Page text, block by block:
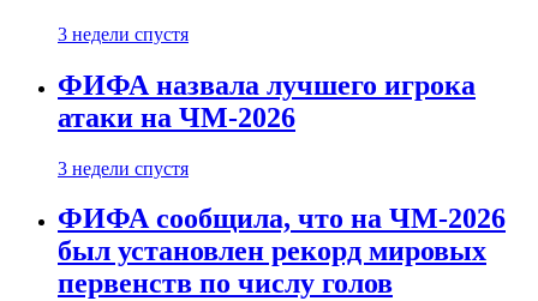
3 недели спустя
ФИФА назвала лучшего игрока
атаки на ЧМ-2026
3 недели спустя
ФИФА сообщила, что на ЧМ-2026
был установлен рекорд мировых
первенств по числу голов